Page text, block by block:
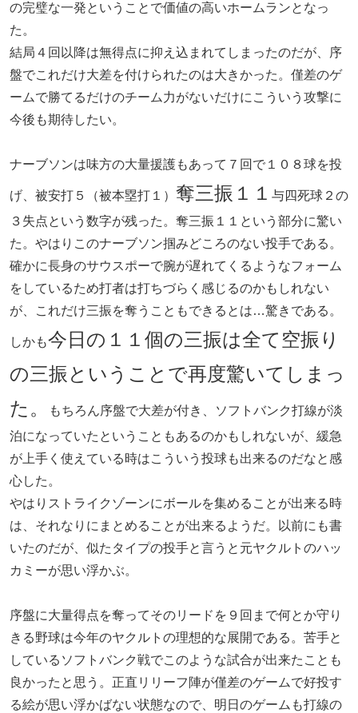
の完璧な一発ということで価値の高いホームランとなっ
た。
結局４回以降は無得点に抑え込まれてしまったのだが、序
盤でこれだけ大差を付けられたのは大きかった。僅差のゲ
ームで勝てるだけのチーム力がないだけにこういう攻撃に
今後も期待したい。
ナーブソンは味方の大量援護もあって７回で１０８球を投
げ、被安打５（被本塁打１） 奪三振１１ 与四死球２の
３失点という数字が残った。奪三振１１という部分に驚い
た。やはりこのナーブソン掴みどころのない投手である。
確かに長身のサウスポーで腕が遅れてくるようなフォーム
をしているため打者は打ちづらく感じるのかもしれない
が、これだけ三振を奪うこともできるとは…驚きである。
しかも今日の１１個の三振は全て空振り
の三振ということで再度驚いてしまっ
た。
もちろん序盤で大差が付き、ソフトバンク打線が淡
泊になっていたということもあるのかもしれないが、緩急
が上手く使えている時はこういう投球も出来るのだなと感
心した。
やはりストライクゾーンにボールを集めることが出来る時
は、それなりにまとめることが出来るようだ。以前にも書
いたのだが、似たタイプの投手と言うと元ヤクルトのハッ
カミーが思い浮かぶ。
序盤に大量得点を奪ってそのリードを９回まで何とか守り
きる野球は今年のヤクルトの理想的な展開である。苦手と
しているソフトバンク戦でこのような試合が出来たことも
良かったと思う。正直リリーフ陣が僅差のゲームで好投す
る絵が思い浮かばない状態なので、明日のゲームも打線の